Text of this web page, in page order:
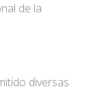
de la
diversas